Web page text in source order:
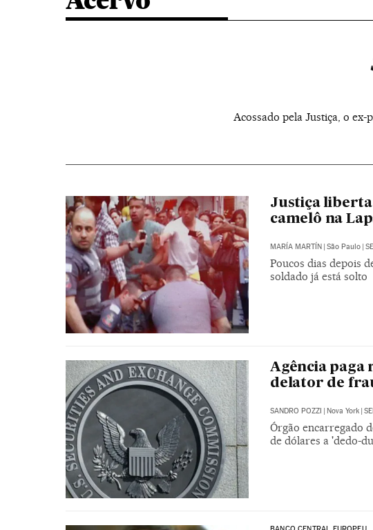
Acossado pela Justiça, o
Justiça
camelô na
MARÍA MARTÍN | São Paulo |
Poucos dias depois
soldado já está solto
Agência paga
delator de
SANDRO POZZI Nova York
Órgão encarregado
de dólares a 'dedo-